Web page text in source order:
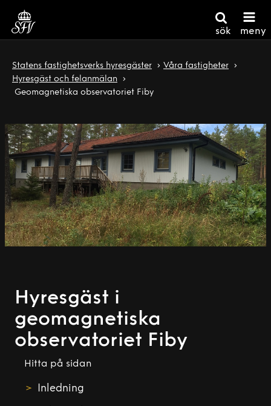
sök meny
Statens fastighetsverks hyresgäster
Våra fastigheter
Hyresgäst och felanmälan
Geomagnetiska observatoriet Fiby
Hyresgäst i
geomagnetiska
observatoriet Fiby
Hitta på sidan
Inledning